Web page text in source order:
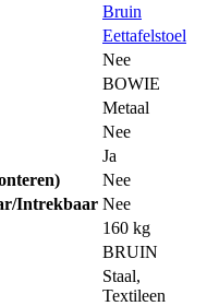
Bruin
Eettafelstoel
Nee
BOWIE
Metaal
Nee
Ja
Nee
Intrekbaar Nee
160 kg
BRUIN
Staal,
Textileen